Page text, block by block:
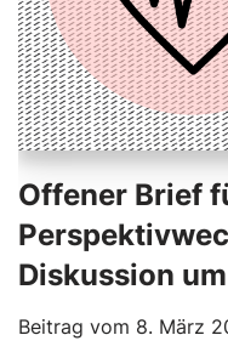
Offener Brief
Diskussion
Beitrag vom 8. März